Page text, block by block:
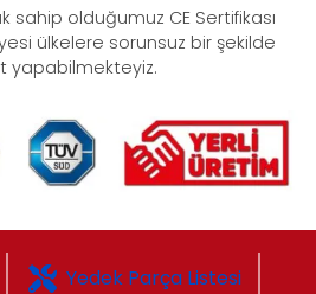
sahip olduğumuz CE Sertifikası
ülkelere sorunsuz bir şekilde
yapabilmekteyiz.
Yedek Parça Listesi